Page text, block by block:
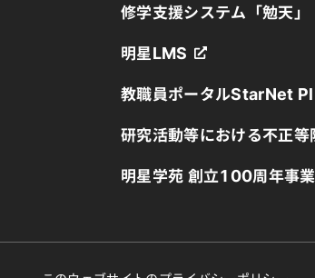
修学支援システム「勉天」
明星LMS
教職員ポータルStarNet
研究活動等における不正等
明星学苑 創立100周年事業